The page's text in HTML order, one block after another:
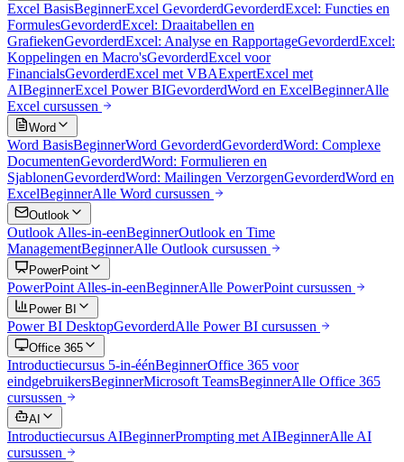
Excel BasisBeginnerExcel GevorderdGevorderdExcel: Functies en
FormulesGevorderdExcel: Draaitabellen en
GrafiekenGevorderdExcel: Analyse en RapportageGevorderdExcel:
Koppelingen en Macro'sGevorderdExcel voor
FinancialsGevorderdExcel met VBAExpertExcel met
AIBeginnerExcel Power BIGevorderdWord en ExcelBeginnerAlle
Excel cursussen
Word
Word BasisBeginnerWord GevorderdGevorderdWord: Complexe
DocumentenGevorderdWord: Formulieren en
SjablonenGevorderdWord: Mailingen VerzorgenGevorderdWord en
ExcelBeginnerAlle Word cursussen
Outlook
Outlook Alles-in-eenBeginnerOutlook en Time
ManagementBeginnerAlle Outlook cursussen
PowerPoint
PowerPoint Alles-in-eenBeginnerAlle PowerPointcursussen
Power BI
Power BI DesktopGevorderdAlle Power BI cursussen
Office 365
Introductiecursus 5-in-éénBeginnerOffice 365 voor
eindgebruikersBeginnerMicrosoft TeamsBeginnerAlle Office 365
cursussen
AI
Introductiecursus AIBeginnerPrompting met AIBeginnerAlleAI
cursussen